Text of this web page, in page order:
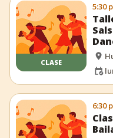
CLASE
5:30
6:30